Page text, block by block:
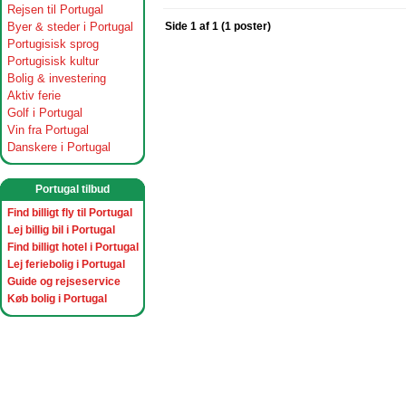
Rejsen til Portugal
Byer & steder i Portugal
Portugisisk sprog
Portugisisk kultur
Bolig & investering
Aktiv ferie
Golf i Portugal
Vin fra Portugal
Danskere i Portugal
Portugal tilbud
Find billigt fly til Portugal
Lej billig bil i Portugal
Find billigt hotel i Portugal
Lej feriebolig i Portugal
Guide og rejseservice
Køb bolig i Portugal
Side 1 af 1 (1 poster)